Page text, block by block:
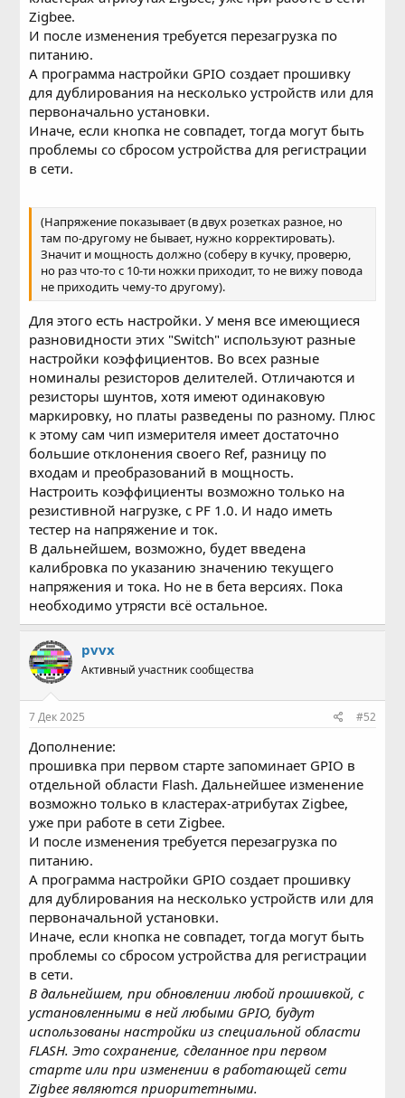
Zigbee.
И после изменения требуется перезагрузка по
питанию.
А программа настройки GPIO создает прошивку
для дублирования на несколько устройств или для
первоначально установки.
Иначе, если кнопка не совпадет, тогда могут быть
проблемы со сбросом устройства для регистрации
в сети.
(Напряжение показывает (в двух розетках разное, но
там по-другому не бывает, нужно корректировать).
Значит и мощность должно (соберу в кучку, проверю,
но раз что-то с 10-ти ножки приходит, то не вижу повода
не приходить чему-то другому).
Для этого есть настройки. У меня все имеющиеся
разновидности этих "Switch" используют разные
настройки коэффициентов. Во всех разные
номиналы резисторов делителей. Отличаются и
резисторы шунтов, хотя имеют одинаковую
маркировку, но платы разведены по разному. Плюс
к этому сам чип измерителя имеет достаточно
большие отклонения своего Ref, разницу по
входам и преобразований в мощность.
Настроить коэффициенты возможно только на
резистивной нагрузке, с PF 1.0. И надо иметь
тестер на напряжение и ток.
В дальнейшем, возможно, будет введена
калибровка по указанию значению текущего
напряжения и тока. Но не в бета версиях. Пока
необходимо утрясти всё остальное.
pvvx
Активный участник сообщества
7 Дек 2025 #52
Дополнение:
прошивка при первом старте запоминает GPIO в
отдельной области Flash. Дальнейшее изменение
возможно только в кластерах-атрибутах Zigbee,
уже при работе в сети Zigbee.
И после изменения требуется перезагрузка по
питанию.
А программа настройки GPIO создает прошивку
для дублирования на несколько устройств или для
первоначальной установки.
Иначе, если кнопка не совпадет, тогда могут быть
проблемы со сбросом устройства для регистрации
в сети.
В дальнейшем, при обновлении любой прошивкой, с
установленными в ней любыми GPIO, будут
использованы настройки из специальной области
FLASH. Это сохранение, сделанное при первом
старте или при изменении в работающей сети
Zigbee являются приоритетными.